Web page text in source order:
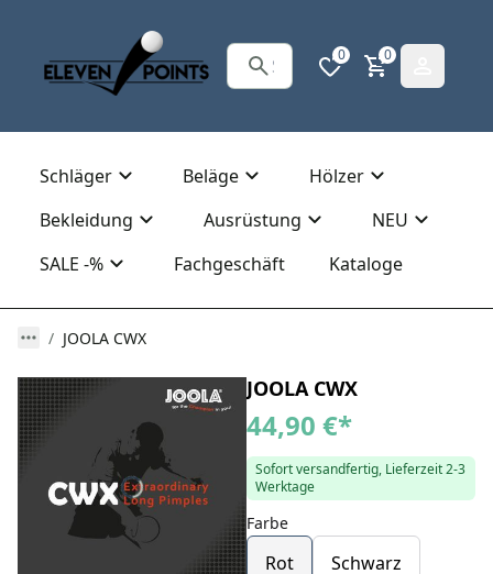
0 0
Schläger Beläge
Hölzer
Bekleidung
Ausrüstung
NEU
SALE -%
Fachgeschäft Kataloge
JOOLA CWX
JOOLA CWX
44,90 €*
Sofort versandfertig, Lieferzeit 2-3
Werktage
Farbe
Rot Schwarz